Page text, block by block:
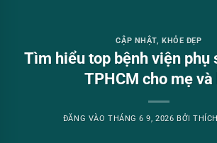
CẬP NHẬT,KHỎE ĐẸP
Tìm hiểu top bệnh viện phụ
TPHCM cho mẹ và
ĐĂNG VÀO THÁNG 6 9, 2026 BỞI